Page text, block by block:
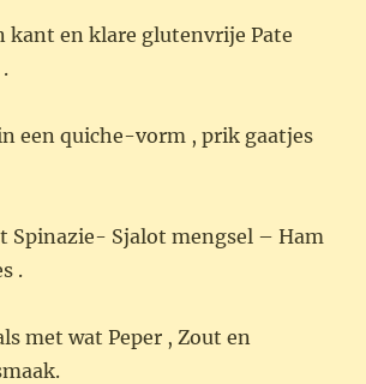
kant en klare glutenvrije Pate
een quiche-vorm , prik gaatjes
Spinazie- Sjalot mengsel – Ham
.
met wat Peper , Zout en